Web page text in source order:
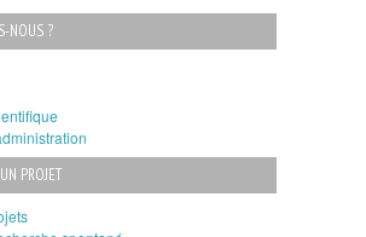
NOUS ?
PROJET